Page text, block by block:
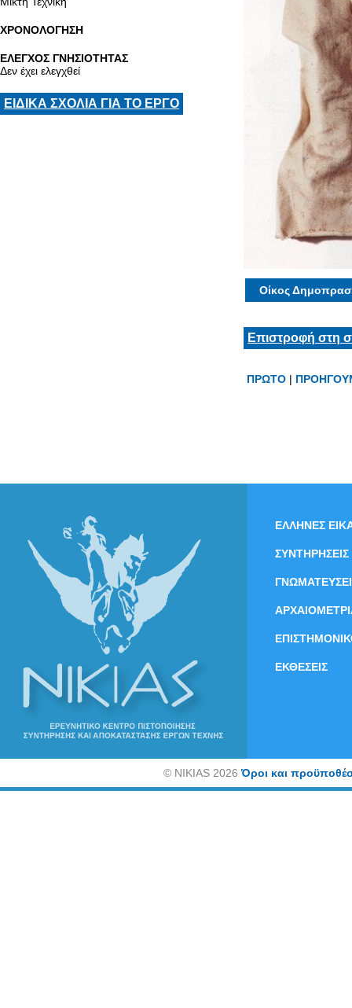
ΧΡΟΝΟΛΟΓΗΣΗ
ΕΛΕΓΧΟΣ ΓΝΗΣΙΟΤΗΤΑΣ
Δεν έχει ελεγχθεί
ΕΙΔΙΚΑ ΣΧΟΛΙΑ ΓΙΑ ΤΟ ΕΡΓΟ
Οίκος
Επιστροφή στη
ΠΡΩΤΟ |
ΕΛΛΗΝΕΣ
ΣΥΝΤΗΡΗΣΕΙΣ
ΕΚΘΕΣΕΙΣ
©NIKIAS 2026Όροι και